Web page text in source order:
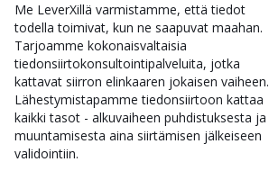
Me LeverXillä varmistamme, että tiedot
todella toimivat, kun ne saapuvat maahan.
Tarjoamme kokonaisvaltaisia
tiedonsiirtokonsultointipalveluita, jotka
kattavat siirron elinkaaren jokaisen vaiheen.
Lähestymistapamme tiedonsiirtoon kattaa
kaikki tasot - alkuvaiheen puhdistuksesta ja
muuntamisesta aina siirtämisen jälkeiseen
validointiin.